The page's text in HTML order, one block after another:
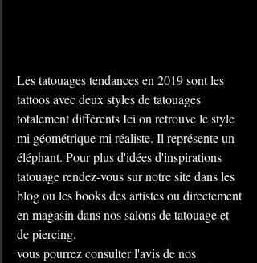
Les tatouages tendances en 2019 sont les
tattoos avec deux styles de tatouages
totalement différents Ici on retrouve le style
mi géométrique mi réaliste. Il représente un
éléphant. Pour plus d'idées d'inspirations
tatouage rendez-vous sur notre site dans les
blog ou les books des artistes ou directement
en magasin dans nos salons de tatouage et
de piercing.
vous pourrez consulter l'avis de nos